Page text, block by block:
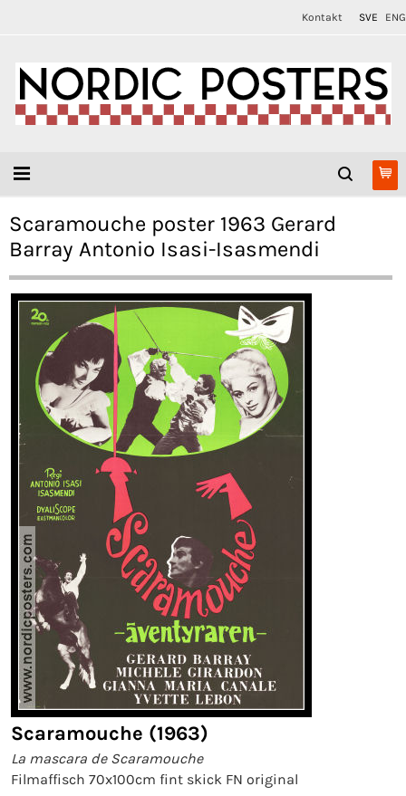
Kontakt SVE ENG
Scaramouche poster 1963 Gerard
Barray Antonio Isasi-Isasmendi
Scaramouche (1963)
La mascara de Scaramouche
Filmaffisch 70x100cm fint skick FN original